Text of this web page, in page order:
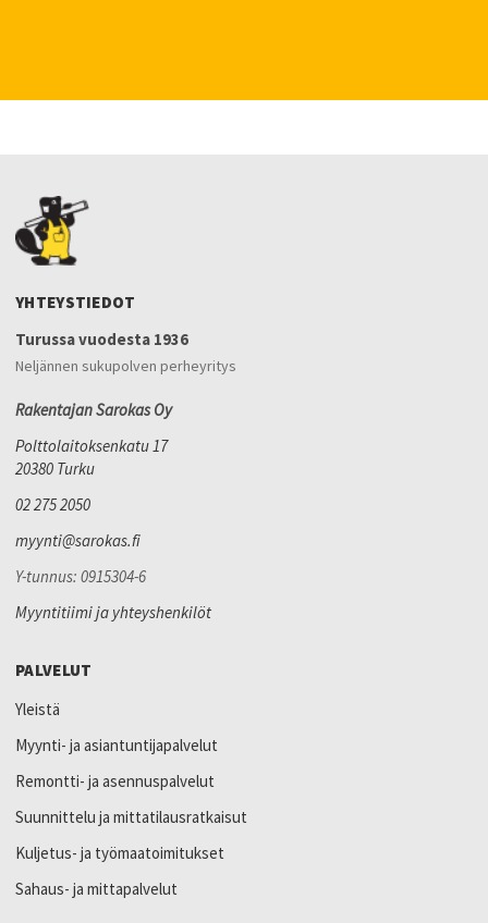
YHTEYSTIEDOT
Turussa vuodesta 1936
Neljännen sukupolven perheyritys
Rakentajan Sarokas Oy
Polttolaitoksenkatu 17
20380 Turku
02 275 2050
myynti@sarokas.fi
Y-tunnus: 0915304-6
Myyntitiimi ja yhteyshenkilöt
PALVELUT
Yleistä
Myynti- ja asiantuntijapalvelut
Remontti- ja asennuspalvelut
Suunnittelu ja mittatilausratkaisut
Kuljetus- ja työmaatoimitukset
Sahaus- ja mittapalvelut